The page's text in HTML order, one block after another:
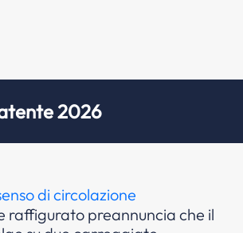
2026
di circolazione
raffigurato preannuncia che il